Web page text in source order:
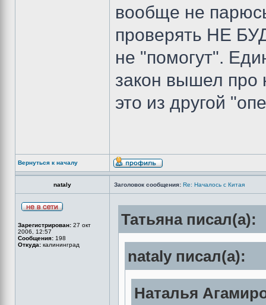
вообще не
проверять НЕ
не "помогут".
закон вышел про
это из другой
Вернуться к началу
nataly Заголовок сообщения: Re: Началось с Китая
Зарегистрирован: 27 окт
2006, 12:57
Сообщения: 198
Откуда: калининград
Татьяна писал(а):
nataly писал(а):
Наталья